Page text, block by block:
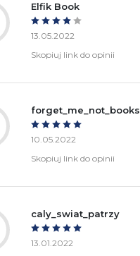
Elfik Book
13.05.2022
Skopiuj link do opinii
forget_me_not_books
10.05.2022
Skopiuj link do opinii
caly_swiat_patrzy
13.01.2022